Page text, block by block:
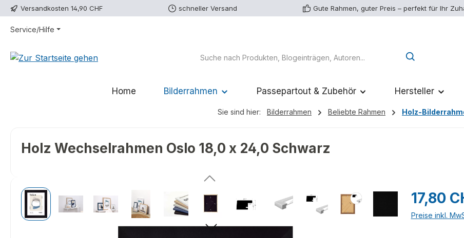
Hauptinhalt springen
Zur Suche springen
Zur Hauptnavigation springen
Versandkosten 14,90 CHF schneller Versand Gute Rahmen, guter Preis – perfekt für Ihr
Service/Hilfe
Home Bilderrahmen Passepartout & Zubehör Hersteller
Sie sind hier: Bilderrahmen Beliebte Rahmen Holz-
Holz Wechselrahmen Oslo 18,0 x 24,0 Schwarz
Regulärer
17,80
Preise inkl.